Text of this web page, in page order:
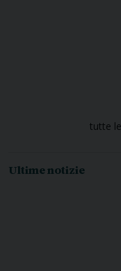
tutte
Ultime notizie